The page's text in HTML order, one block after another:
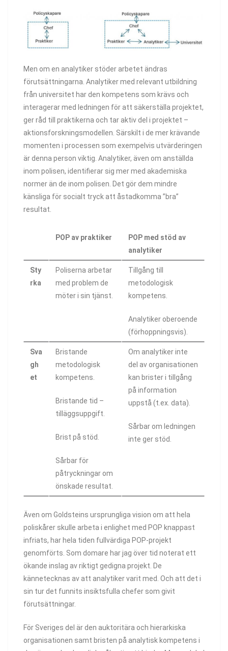
Men om en analytiker stöder arbetet ändras
förutsättningarna. Analytiker med relevant utbildning
från universitet har den kompetens som krävs och
interagerar med ledningen för att säkerställa projektet,
ger råd till praktikerna och tar aktiv del i projektet –
aktionsforskningsmodellen. Särskilt i de mer krävande
momenten i processen som exempelvis utvärderingen
är denna person viktig. Analytiker, även om anställda
inom polisen, identifierar sig mer med akademiska
normer än de inom polisen. Det gör dem mindre
känsliga för socialt tryck att åstadkomma ”bra”
resultat.
POP av praktiker
POP med stöd av
analytiker
Sty
rka
Poliserna arbetar
med problem de
möter i sin tjänst.
Tillgång till
metodologisk
kompetens.
Analytiker oberoende
(förhoppningsvis).
Sva
gh
et
Bristande
metodologisk
kompetens.
Bristande tid –
tilläggsuppgift.
Brist på stöd.
Sårbar för
påtryckningar om
önskade resultat.
Om analytiker inte
del av organisationen
kan brister i tillgång
på information
uppstå (t.ex. data).
Sårbar om ledningen
inte ger stöd.
Även om Goldsteins ursprungliga vision om att hela
poliskårer skulle arbeta i enlighet med POP knappast
infriats, har hela tiden fullvärdiga POP-projekt
genomförts. Som domare har jag över tid noterat ett
ökande inslag av riktigt gedigna projekt. De
kännetecknas av att analytiker varit med. Och att det i
sin tur det funnits insiktsfulla chefer som givit
förutsättningar.
För Sveriges del är den auktoritära och hierarkiska
organisationen samt bristen på analytisk kompetens i